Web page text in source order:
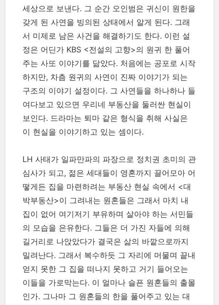
세상으로 보낸다. 그 순간 오인범은 귀신이 원한을
갖게 된 사연을 빙의된 상태에서 알게 된다. 그래
서 미제로 남은 사건을 해결하기도 한다. 이런 설
정은 어딘가 KBS <전설의 고향>의 원귀 한 풀어
주는 사또 이야기를 닮았다. 처음에는 공포로 시작
하지만, 차츰 원귀의 사연이 진짜 이야기가 되는
구조의 이야기 설정이다. 그 사연들을 하나하나 들
여다보고 있으면 우리네 부동산을 둘러싼 현실이
보인다. 드라마는 퇴마 같은 형식을 취해 사실은
이 현실을 이야기하고 있는 셈이다.
LH 사태가 일파만파의 파장으로 정치권 초미의 관
심사가 되고, 젊은 세대들이 영혼까지 끌어모아 어
떻게든 집을 마련하려는 부동산 현실 속에서 <대
박부동산>이 그려내는 원혼들은 그래서 마치 내
집이 없어 여기저기 부유하며 살아야 하는 서민들
의 모습을 은유한다. 그들은 더 가진 자들에 의해
길거리로 나앉았다가 결국은 삶의 바깥으로까지
밀려난다. 그래서 복수하듯 그 자리에 머물며 끝내
얻지 못한 그 집을 떠나지 못하고 거기 들어오는
이들을 가로막는다. 이 얼마나 슬픈 원혼들의 출몰
인가. 그나마 그 원혼들의 한을 풀어주고 있는 대